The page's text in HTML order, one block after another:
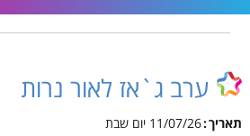
ערב ג`אז לאור נרות
תאריך 11/07/26 יום שבת